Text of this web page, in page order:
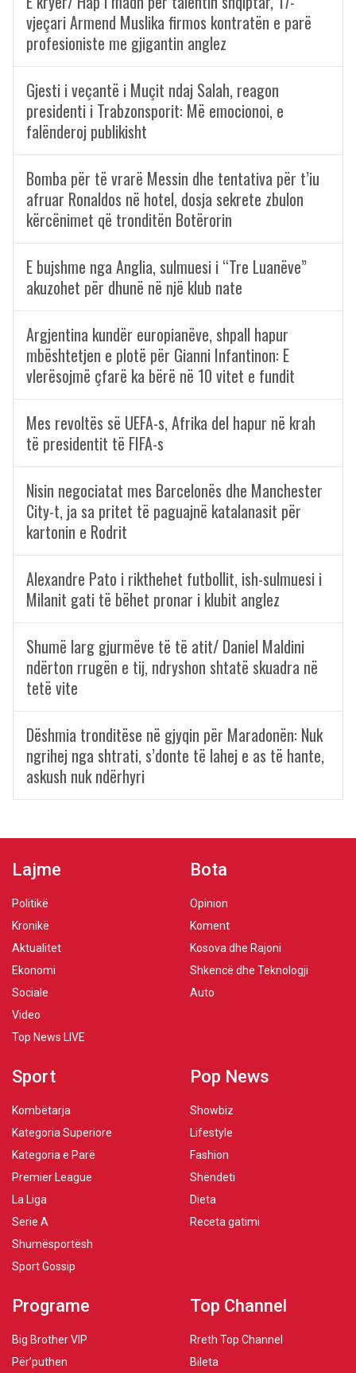
vjeçari Armend Muslika firmos kontratën e parë
profesioniste me gjigantin anglez
Gjesti i veçantë i Muçit ndaj Salah, reagon
presidenti i Trabzonsporit: Më emocionoi, e
falënderoj publikisht
Bomba për të vrarë Messin dhe tentativa për t’iu
afruar Ronaldos në hotel, dosja sekrete zbulon
kërcënimet që tronditën Botërorin
E bujshme nga Anglia, sulmuesi i “Tre Luanëve”
akuzohet për dhunë në një klub nate
Argjentina kundër europianëve, shpall hapur
mbështetjen e plotë për Gianni Infantinon: E
vlerësojmë çfarë ka bërë në 10 vitet e fundit
Mes revoltës së UEFA-s, Afrika del hapur në krah
të presidentit të FIFA-s
Nisin negociatat mes Barcelonës dhe Manchester
City-t, ja sa pritet të paguajnë katalanasit për
kartonin e Rodrit
Alexandre Pato i rikthehet futbollit, ish-sulmuesi i
Milanit gati të bëhet pronar i klubit anglez
Shumë larg gjurmëve të të atit/ Daniel Maldini
ndërton rrugën e tij, ndryshon shtatë skuadra në
tetë vite
Dëshmia tronditëse në gjyqin për Maradonën: Nuk
ngrihej nga shtrati, s’donte të lahej e as të hante,
askush nuk ndërhyri
Lajme
Politikë
Kronikë
Aktualitet
Ekonomi
Sociale
Video
Top News LIVE
Bota
Opinion
Koment
Kosova dhe Rajoni
Shkencë dhe Teknologji
Auto
Sport
Kombëtarja
Kategoria Superiore
Kategoria e Parë
Premier League
La Liga
Serie A
Shumësportësh
Sport Gossip
Pop News
Showbiz
Lifestyle
Fashion
Shëndeti
Dieta
Receta gatimi
Programe
Big Brother VIP
Për’puthen
Top Channel
Rreth Top Channel
Bileta